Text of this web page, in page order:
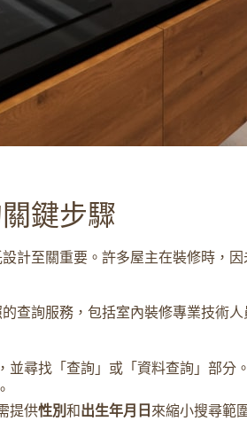
鍵步驟
計至關重要。許多屋主在裝修時，
查詢服務，包括室內裝修專業技術
尋找「查詢」或「資料查詢」部分。
提供性別 和出生年月日來縮小搜尋範